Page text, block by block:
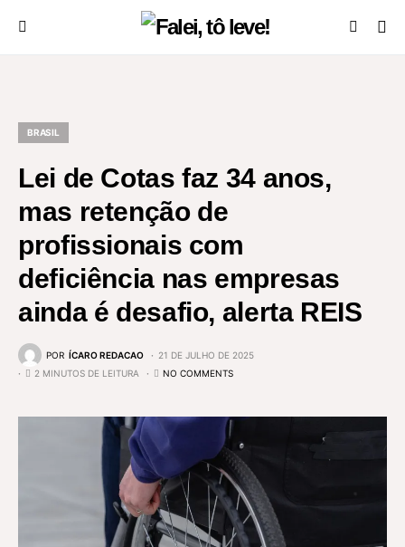
BRASIL
Lei de Cotas faz 34 anos,
mas retenção de
profissionais com
deficiência nas empresas
ainda é desafio, alerta REIS
POR ÍCARO REDACAO
21 DE JULHO DE 2025
2 MINUTOS DE LEITURA
NO COMMENTS